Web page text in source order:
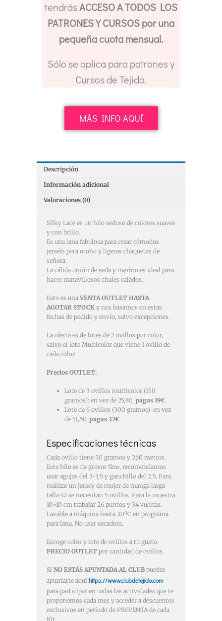
tendrásACCESO A TODOS LOS
PATRONES Y CURSOS por una
pequeña cuota mensual.
Sólo se aplica para patrones y
Cursos de Tejido.
MÁS INFO AQUÍ
Descripción
Información adicional
Valoraciones (0)
Silky Lace es un hilo sedoso de colores suaves
y con brillo.
Es una lana fabulosa para crear cómodos
jerséis para otoño y ligeras chaquetas de
señora.
La cálida unión de seda y merino es ideal para
hacer maravillosos chales calados.
Esto es una VENTA OUTLET HASTA
AGOTAR STOCK y nos basamos en estas
fechas de pedido y envío, salvo excepciones.
La oferta es de lotes de 2 ovillos por color,
salvo el lote Multicolor que viene 1 ovillo de
cada color.
Precios OUTLET:
Lote de 3 ovillos multicolor (150
gramos): en vez de 25,80, pagas 19€
Lote de 6 ovillos (300 gramos): en vez
de 51,60, pagas 37€
Especificaciones técnicas
Cada ovillo tiene 50 gramos y 260 metros.
Este hilo es de grosor fino, recomendamos
usar agujas del 3-3,5 y ganchillo del 2,5. Para
realizar un jersey de mujer de manga larga
talla 42 se necesitan 5 ovillos. Para la muestra
10×10 cm trabajar 26 puntos y 34 vueltas.
Lavable a máquina hasta 30ºC en programa
para lana. No usar secadora.
Escoge color y lote de ovillos a tu gusto.
PRECIO OUTLET por cantidad de ovillos.
Si NO ESTÁS APUNTADA AL CLUB puedes
apuntarte aquí https://www.clubdetejido.com
para participar en todas las actividades que te
proponemos cada mes y acceder a descuentos
exclusivos en período de PREVENTA de cada
Kit.